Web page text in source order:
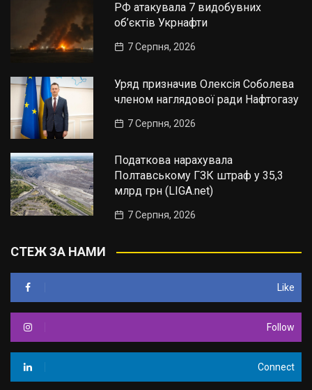
РФ атакувала 7 видобувних
об’єктів Укрнафти
7 Серпня, 2026
Уряд призначив Олексія Соболева
членом наглядової ради Нафтогазу
7 Серпня, 2026
Податкова нарахувала
Полтавському ГЗК штраф у 35,3
млрд грн (LIGA.net)
7 Серпня, 2026
СТЕЖ ЗА НАМИ
Like
Follow
Connect